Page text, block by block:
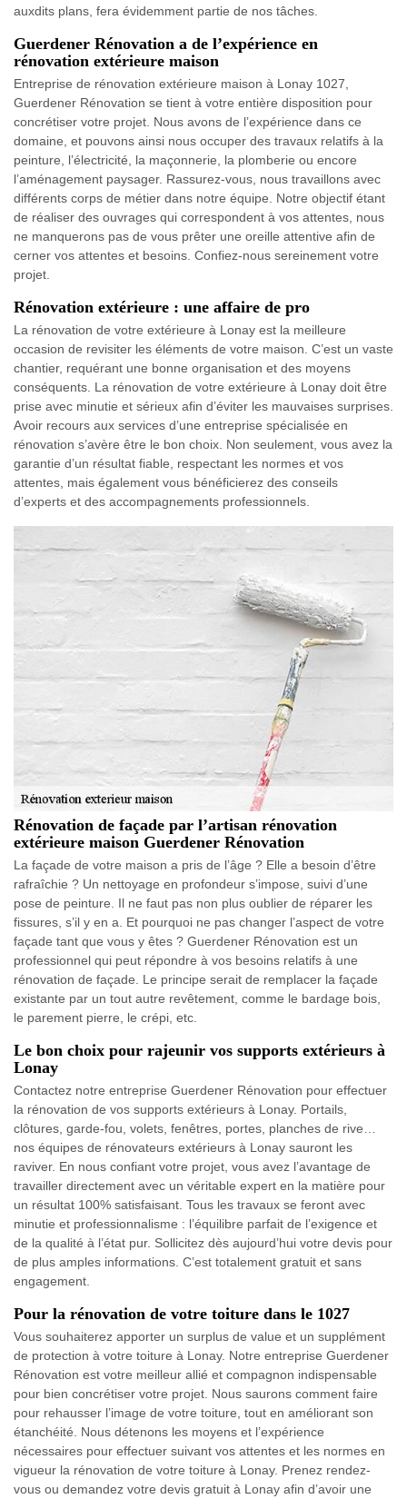
auxdits plans, fera évidemment partie de nos tâches.
Guerdener Rénovation a de l’expérience en
rénovation extérieure maison
Entreprise de rénovation extérieure maison à Lonay 1027,
Guerdener Rénovation se tient à votre entière disposition pour
concrétiser votre projet. Nous avons de l’expérience dans ce
domaine, et pouvons ainsi nous occuper des travaux relatifs à la
peinture, l’électricité, la maçonnerie, la plomberie ou encore
l’aménagement paysager. Rassurez-vous, nous travaillons avec
différents corps de métier dans notre équipe. Notre objectif étant
de réaliser des ouvrages qui correspondent à vos attentes, nous
ne manquerons pas de vous prêter une oreille attentive afin de
cerner vos attentes et besoins. Confiez-nous sereinement votre
projet.
Rénovation extérieure : une affaire de pro
La rénovation de votre extérieure à Lonay est la meilleure
occasion de revisiter les éléments de votre maison. C’est un vaste
chantier, requérant une bonne organisation et des moyens
conséquents. La rénovation de votre extérieure à Lonay doit être
prise avec minutie et sérieux afin d’éviter les mauvaises surprises.
Avoir recours aux services d’une entreprise spécialisée en
rénovation s’avère être le bon choix. Non seulement, vous avez la
garantie d’un résultat fiable, respectant les normes et vos
attentes, mais également vous bénéficierez des conseils
d’experts et des accompagnements professionnels.
Rénovation de façade par l’artisan rénovation
extérieure maison Guerdener Rénovation
La façade de votre maison a pris de l’âge ? Elle a besoin d’être
rafraîchie ? Un nettoyage en profondeur s’impose, suivi d’une
pose de peinture. Il ne faut pas non plus oublier de réparer les
fissures, s’il y en a. Et pourquoi ne pas changer l’aspect de votre
façade tant que vous y êtes ? Guerdener Rénovation est un
professionnel qui peut répondre à vos besoins relatifs à une
rénovation de façade. Le principe serait de remplacer la façade
existante par un tout autre revêtement, comme le bardage bois,
le parement pierre, le crépi, etc.
Le bon choix pour rajeunir vos supports extérieurs à
Lonay
Contactez notre entreprise Guerdener Rénovation pour effectuer
la rénovation de vos supports extérieurs à Lonay. Portails,
clôtures, garde-fou, volets, fenêtres, portes, planches de rive…
nos équipes de rénovateurs extérieurs à Lonay sauront les
raviver. En nous confiant votre projet, vous avez l’avantage de
travailler directement avec un véritable expert en la matière pour
un résultat 100% satisfaisant. Tous les travaux se feront avec
minutie et professionnalisme : l’équilibre parfait de l’exigence et
de la qualité à l’état pur. Sollicitez dès aujourd’hui votre devis pour
de plus amples informations. C’est totalement gratuit et sans
engagement.
Pour la rénovation de votre toiture dans le 1027
Vous souhaiterez apporter un surplus de value et un supplément
de protection à votre toiture à Lonay. Notre entreprise Guerdener
Rénovation est votre meilleur allié et compagnon indispensable
pour bien concrétiser votre projet. Nous saurons comment faire
pour rehausser l’image de votre toiture, tout en améliorant son
étanchéité. Nous détenons les moyens et l’expérience
nécessaires pour effectuer suivant vos attentes et les normes en
vigueur la rénovation de votre toiture à Lonay. Prenez rendez-
vous ou demandez votre devis gratuit à Lonay afin d’avoir une